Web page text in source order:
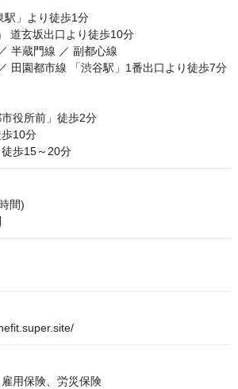
駅」より徒歩1分
道玄坂出口より徒歩10分
半蔵門線 ／ 副都心線
田園都市線 「渋谷駅」1番出口より徒歩7分
役所前」徒歩2分
歩10分
徒歩15～20分
間)
用保険、労災保険